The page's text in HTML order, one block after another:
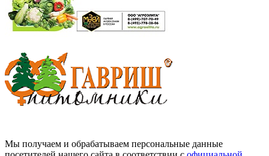
Мы получаем и обрабатываем персональные данные